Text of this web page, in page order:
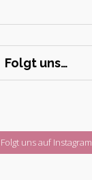
Folgt uns…
Folgt uns auf Instagram